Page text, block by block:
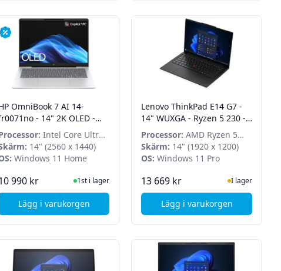
- Windows 11 Pro
Core i5 13420H - 8GB - 256GB SSD - Win 11 Home
OmniBook 7 AI 14-
- 14" 2K OLED -
Ultra 7 255U - 16GB -
SSD - Win 11 Home
Intel Core Ultra
255U 14" (2560 x 1440)
Windows 11 Home
990 kr I Lager1st i lager
Lägg i varukorgen, HP OmniBook 7 AI 14-fr0071no - 14" 2K OLED - Core
Lenovo ThinkPad E14 G7 -
14" WUXGA - Ryzen 5 230 -
16GB - 512GB SSD - Win 11
Pro
Processor: AMD Ryzen 5
230
Skärm: 14" (1920 x 1200)
OS: Windows 11 Pro
13 669 kr I lager
Lägg i varukorgen, Lenovo ThinkPad